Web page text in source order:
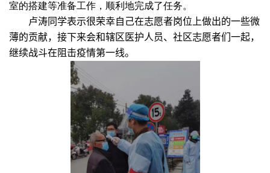
室的搭建等准备工作，顺利地完成了任务。
卢涛同学表示很荣幸自己在志愿者岗位上做出的一些微
薄的贡献，接下来会和辖区医护人员、社区志愿者们一起，
继续战斗在阻击疫情第一线。